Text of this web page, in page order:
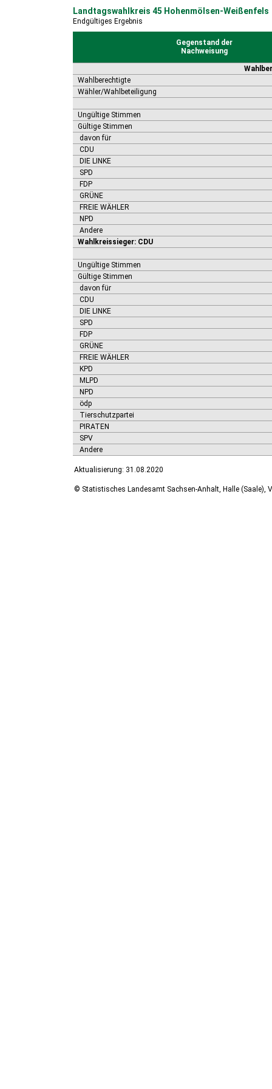
Landtagswahlkreis 45 Hohenmölsen-Weißenfels
Endgültiges Ergebnis
Gegenstand der
Nachweisung
Wahlberechtigte
Wähler/Wahlbeteiligung
Ungültige Stimmen
Gültige Stimmen
davon für
CDU
DIE LINKE
SPD
FDP
GRÜNE
FREIE WÄHLER
NPD
Andere
Wahlkreissieger: CDU
Ungültige Stimmen
Gültige Stimmen
davon für
CDU
DIE LINKE
SPD
FDP
GRÜNE
FREIE WÄHLER
KPD
MLPD
NPD
ödp
Tierschutzpartei
PIRATEN
SPV
Andere
Aktualisierung: 31.08.2020
© Statistisches Landesamt Sachsen-Anhalt, Halle (Saale),